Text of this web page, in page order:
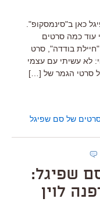
כאן ב"סינמסקופ".
עוד כמה סרטים
בודדה", סרט
וכאן מגיע וידוי: לא עשיתי עם עצמי
סרטי הגמר של […]
של סם שפיגל
שפיגל:
לוין